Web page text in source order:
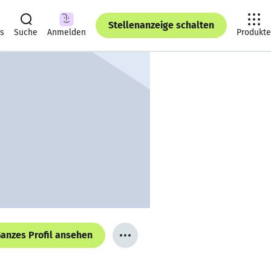
Suche Anmelden
Stellenanzeige schalten
Produkte
Profil ansehen